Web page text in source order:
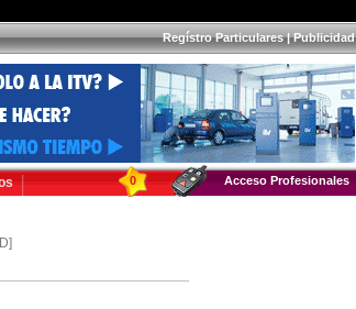
Regístro Particulares|Publicidad
0 Acceso Profesionales